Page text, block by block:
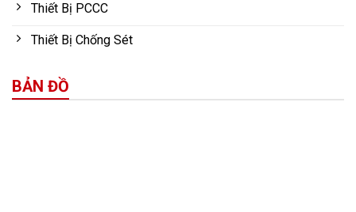
Thiết Bị PCCC
Thiết Bị Chống Sét
BẢN ĐỒ